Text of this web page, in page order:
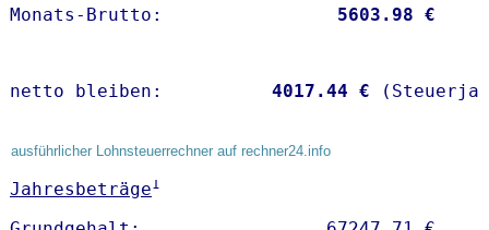
Monats-Brutto: 5603.98 €
netto bleiben: 4017.44 €
ausführlicher Lohnsteuerrechner auf rechner24.info
Jahresbeträge1